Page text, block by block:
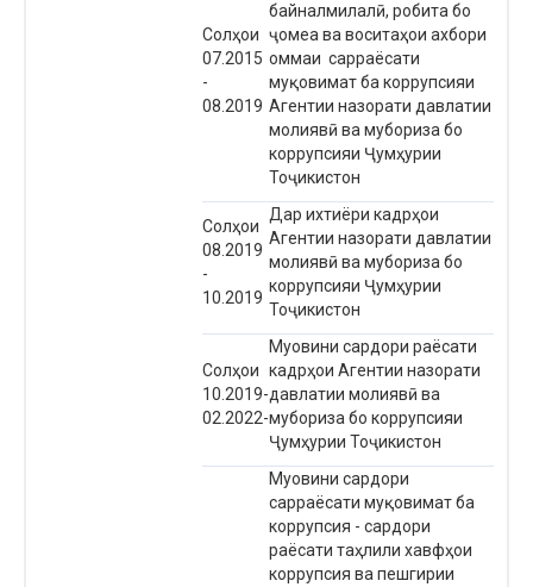
Солҳои
07.2015
-
08.2019
байналмилалӣ, робита бо
ҷомеа ва воситаҳои ахбори
оммаи сарраёсати
муқовимат ба коррупсияи
Агентии назорати давлатии
молиявӣ ва мубориза бо
коррупсияи Ҷумҳурии
Тоҷикистон
Солҳои
08.2019
-
10.2019
Дар ихтиёри кадрҳои
Агентии назорати давлатии
молиявӣ ва мубориза бо
коррупсияи Ҷумҳурии
Тоҷикистон
Солҳои
10.2019-
02.2022-
Муовини сардори раёсати
кадрҳои Агентии назорати
давлатии молиявӣ ва
мубориза бо коррупсияи
Ҷумҳурии Тоҷикистон
Муовини сардори
сарраёсати муқовимат ба
коррупсия - сардори
раёсати таҳлили хавфҳои
коррупсия ва пешгирии